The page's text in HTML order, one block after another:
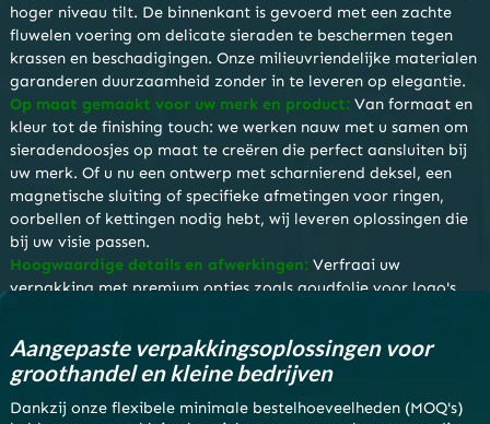
hoger niveau tilt. De binnenkant is gevoerd met een zachte
fluwelen voering om delicate sieraden te beschermen tegen
krassen en beschadigingen. Onze milieuvriendelijke materialen
garanderen duurzaamheid zonder in te leveren op elegantie.
Op maat gemaakt voor uw merk en product: Van formaat en
kleur tot de finishing touch: we werken nauw met u samen om
sieradendoosjes op maat te creëren die perfect aansluiten bij
uw merk. Of u nu een ontwerp met scharnierend deksel, een
magnetische sluiting of specifieke afmetingen voor ringen,
oorbellen of kettingen nodig hebt, wij leveren oplossingen die
bij uw visie passen.
Hoogwaardige details en afwerkingen: Verfraai uw
verpakking met premium opties zoals goudfolie voor logo's,
gaat om presentaties in de detailhandel, cadeaus of
groothandelsdistributie.
Aangepaste verpakkingsoplossingen voor
groothandel en kleine bedrijven
Dankzij onze flexibele minimale bestelhoeveelheden (MOQ's)